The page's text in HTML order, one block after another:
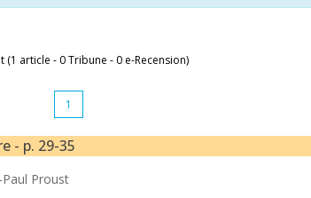
(1 article - 0 Tribune - 0 e-Recension)
1
- p. 29-35
Paul Proust